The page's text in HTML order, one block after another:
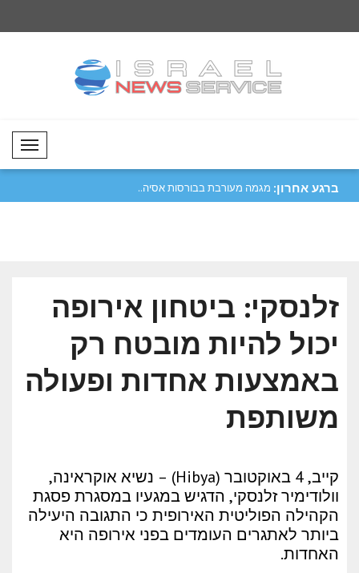
Mobil Menü
ברגע אחרון: מגמה מעורבת בבורסות אסיה.. אירופה..
זלנסקי: ביטחון אירופה
יכול להיות מובטח רק
באמצעות אחדות ופעולה
משותפת
קייב, 4 באוקטובר (Hibya) – נשיא אוקראינה,
וולודימיר זלנסקי, הדגיש במגעיו במסגרת פסגת
הקהילה הפוליטית האירופית כי התגובה היעילה
ביותר לאתגרים העומדים בפני אירופה היא
האחדות.